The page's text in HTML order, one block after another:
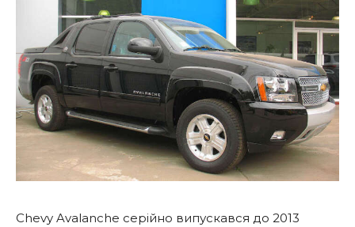
Chevy Avalanche серійно випускався до 2013